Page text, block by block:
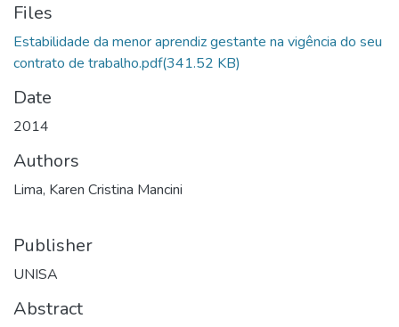
Files
Estabilidade da menor aprendiz gestante na vigência do seu
contrato de trabalho.pdf(341.52 KB)
Date
2014
Authors
Lima, Karen Cristina Mancini
Publisher
UNISA
Abstract